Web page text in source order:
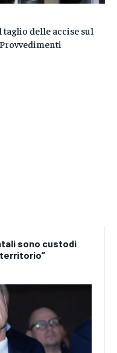
sono custodi
delle accise sul